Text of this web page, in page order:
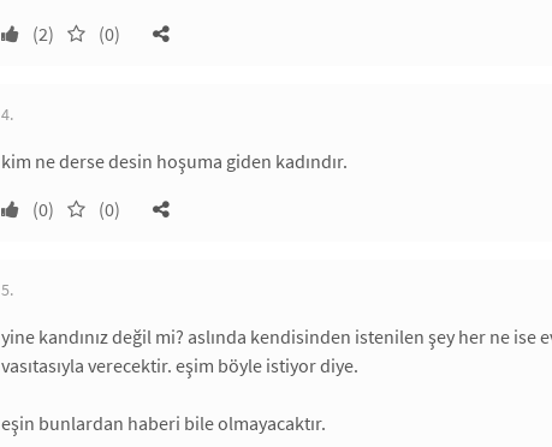
(2)
(0)
4.
kim ne derse desin hoşuma giden kadındır.
(0)
(0)
5.
yine kandınız değil mi? aslında kendisinden istenilen şey her ne ise
vasıtasıyla verecektir. eşim böyle istiyor diye.
eşin bunlardan haberi bile olmayacaktır.